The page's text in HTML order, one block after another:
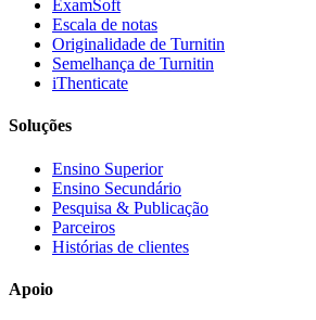
ExamSoft
Escala de notas
Originalidade de Turnitin
Semelhança de Turnitin
iThenticate
Soluções
Ensino Superior
Ensino Secundário
Pesquisa & Publicação
Parceiros
Histórias de clientes
Apoio